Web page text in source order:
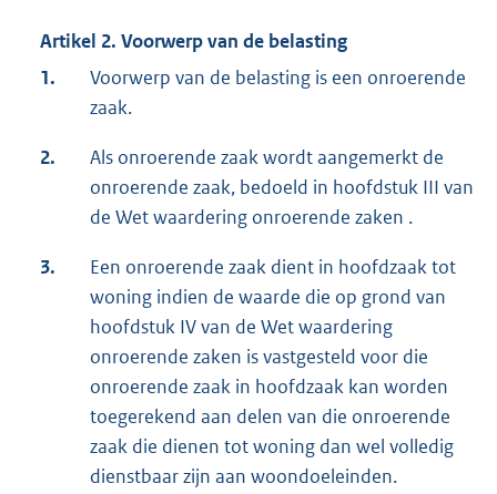
Artikel 2. Voorwerp van de belasting
1.
Voorwerp van de belasting is een onroerende
zaak.
2.
Als onroerende zaak wordt aangemerkt de
onroerende zaak, bedoeld in hoofdstuk III van
de Wet waardering onroerende zaken .
3.
Een onroerende zaak dient in hoofdzaak tot
woning indien de waarde die op grond van
hoofdstuk IV van de Wet waardering
onroerende zaken is vastgesteld voor die
onroerende zaak in hoofdzaak kan worden
toegerekend aan delen van die onroerende
zaak die dienen tot woning dan wel volledig
dienstbaar zijn aan woondoeleinden.